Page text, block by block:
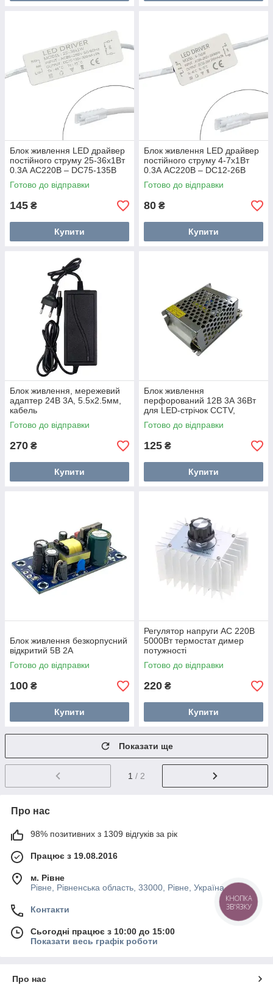
Блок живлення LED драйвер
постійного струму 25-36x1Вт
0.3А AC220В – DC75-135В
Готово до відправки
145 ₴
Купити
Блок живлення LED драйвер
постійного струму 4-7x1Вт
0.3А AC220В – DC12-26В
Готово до відправки
80 ₴
Купити
Блок живлення, мережевий
адаптер 24В 3А, 5.5x2.5мм,
кабель
Готово до відправки
270 ₴
Купити
Блок живлення
перфорований 12В 3А 36Вт
для LED-стрічок CCTV,
UAlectric
Готово до відправки
125 ₴
Купити
Блок живлення безкорпусний
відкритий 5В 2А
Готово до відправки
100 ₴
Купити
Регулятор напруги AC 220В
5000Вт термостат димер
потужності
Готово до відправки
220 ₴
Купити
Показати ще
1 / 2
Про нас
98% позитивних з 1309 відгуків за рік
Працює з 19.08.2016
м. Рівне
Рівне, Рівненська область, 33000, Рівне, Україна
Контакти
Сьогодні працює з 10:00 до 15:00
Показати весь графік роботи
Про нас
КНОПКА
ЗВ'ЯЗКУ